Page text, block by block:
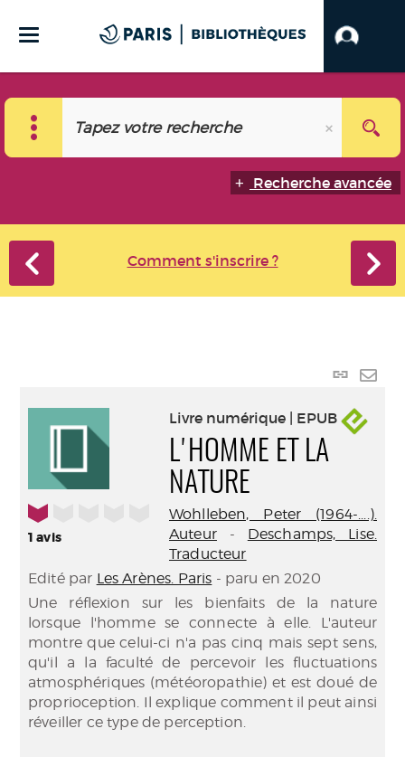
Recherche avancée
Comment s'inscrire ?
Lien
1/5
1avis
Livre numérique | EPUB
L'HOMME ET LA
NATURE
Wohlleben, Peter (1964-....).
Auteur- Deschamps, Lise.
Traducteur
Edité par Les Arènes. Paris - paru en 2020
Une réflexion sur les bienfaits de la nature
lorsque l'homme se connecte à elle. L'auteur
montre que celui-ci n'a pas cinq mais sept sens,
qu'il a la faculté de percevoir les fluctuations
atmosphériques (météoropathie) et est doué de
proprioception. Il explique comment il peut ainsi
réveiller ce type de perception.